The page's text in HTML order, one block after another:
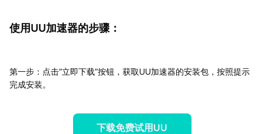
使用UU加速器的步骤：
第一步：点击“立即下载”按钮，获取UU加速器的安装包，按照提示
完成安装。
下载免费试用UU